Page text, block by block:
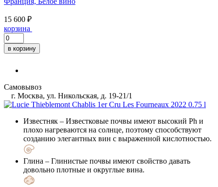
15 600 ₽
корзина
в корзину
Самовывоз
г. Москва, ул. Никольская, д. 19-21/1
Известняк – Известковые почвы имеют высокий Ph и
плохо нагреваются на солнце, поэтому способствуют
созданию элегантных вин с выраженной кислотностью.
Глина – Глинистые почвы имеют свойство давать
довольно плотные и округлые вина.